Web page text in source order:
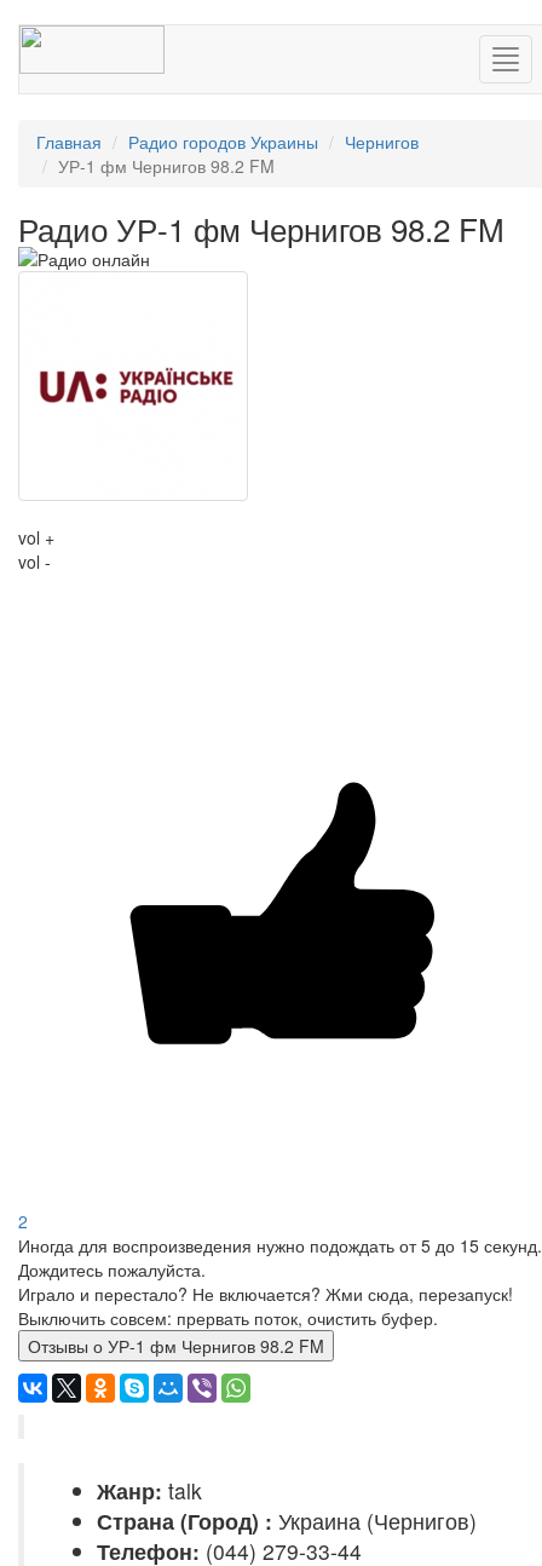
Главная Радио городов Украины
Чернигов
УР-1 фм Чернигов 98.2 FM
Радио УР-1 фм Чернигов 98.2 FM
vol +
vol -
2
Иногда для воспроизведения нужно подождать от 5 до 15 секунд.
Дождитесь пожалуйста.
Играло и перестало? Не включается? Жми сюда, перезапуск!
Выключить совсем: прервать поток, очистить буфер.
Отзывы о УР-1 фм Чернигов 98.2 FM
Жанр: talk
Страна (Город) : Украина (Чернигов)
Телефон: (044) 279-33-44